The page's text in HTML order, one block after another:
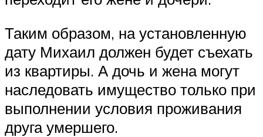
Таким образом, на установленную
дату Михаил должен будет съехать
из квартиры. А дочь и жена могут
наследовать имущество только при
выполнении условия проживания
друга умершего.